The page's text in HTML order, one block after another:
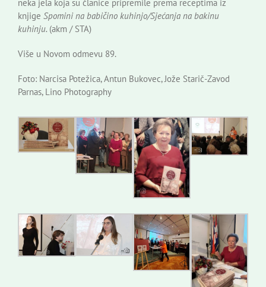
neka jela koja su članice pripremile prema receptima iz
knjige Spomini na babičino kuhinjo/Sjećanja na bakinu
kuhinju. (akm / STA)
Više u Novom odmevu 89.
Foto: Narcisa Potežica, Antun Bukovec, Jože Starič-Zavod
Parnas, Lino Photography